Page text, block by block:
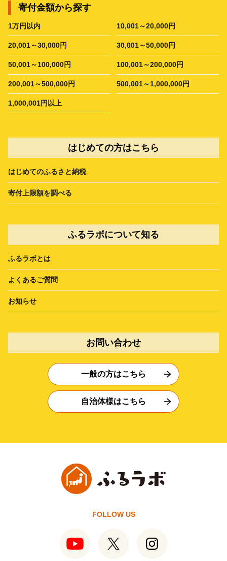
寄付金額から探す
1万円以内 10,001～20,000円
20,001～30,000円 30,001～50,000円
50,001～100,000円 100,001～200,000円
200,001～500,000円 500,001～1,000,000円
1,000,001円以上
はじめての方はこちら
はじめてのふるさと納税
寄付上限額を調べる
ふるラボについて知る
ふるラボとは
よくあるご質問
お知らせ
お問い合わせ
一般の方はこちら
自治体様はこちら
FOLLOW US